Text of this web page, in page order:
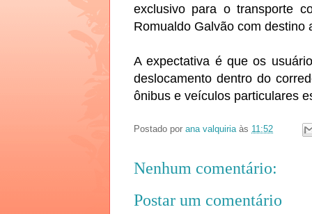
exclusivo para o transporte
Romualdo Galvão com destino
A expectativa é que os
deslocamento dentro do
ônibus e veículos particulares
Postado por ana valquiria às 11:52
Nenhum comentário:
Postar um comentário